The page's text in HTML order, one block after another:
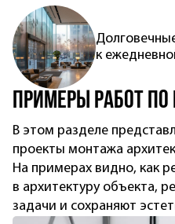
к
Примеры работ
В этом разделе
проекты монтажа
На примерах видно, как
в архитектуру объекта,
задачи и сохраняют